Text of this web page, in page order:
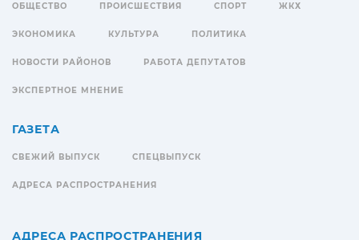
ОБЩЕСТВО ПРОИСШЕСТВИЯ СПОРТ ЖКХ
ЭКОНОМИКА КУЛЬТУРА ПОЛИТИКА
НОВОСТИ РАЙОНОВ РАБОТА ДЕПУТАТОВ
ЭКСПЕРТНОЕ МНЕНИЕ
ГАЗЕТА
СВЕЖИЙ ВЫПУСК СПЕЦВЫПУСК
АДРЕСА РАСПРОСТРАНЕНИЯ
АДРЕСА РАСПРОСТРАНЕНИЯ